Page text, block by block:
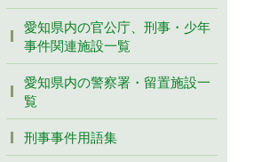
愛知県内の官公庁、刑事・少年
事件関連施設一覧
愛知県内の警察署・留置施設一
覧
刑事事件用語集